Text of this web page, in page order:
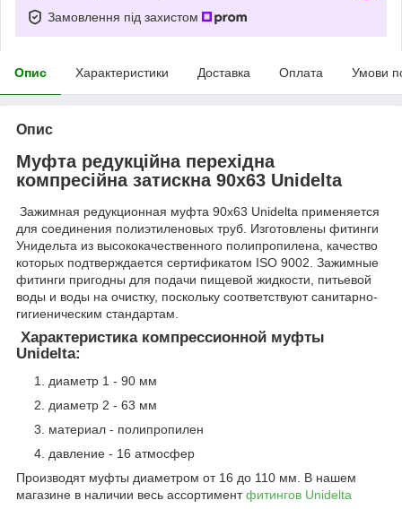
Замовлення під захистом
Опис Характеристики Доставка Оплата Умови
Опис
Муфта редукційна перехідна
компресійна затискна 90x63 Unidelta
Зажимная редукционная муфта 90х63 Unidelta применяется
для соединения полиэтиленовых труб. Изготовлены фитинги
Унидельта из высококачественного полипропилена, качество
которых подтверждается сертификатом ISO 9002. Зажимные
фитинги пригодны для подачи пищевой жидкости, питьевой
воды и воды на очистку, поскольку соответствуют санитарно-
гигиеническим стандартам.
Характеристика компрессионной муфты
Unidelta:
диаметр 1 - 90 мм
диаметр 2 - 63 мм
материал - полипропилен
давление - 16 атмосфер
Производят муфты диаметром от 16 до 110 мм. В нашем
магазине в наличии весь ассортиментфитингов Unidelta